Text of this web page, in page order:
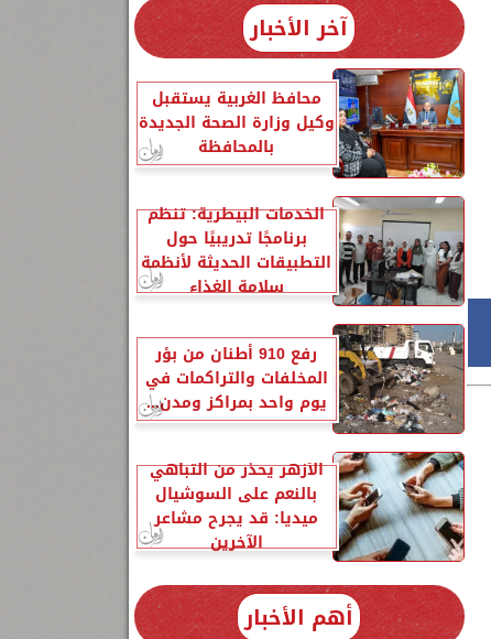
آخر الأخبار
محافظ الغربية يستقبل
وكيل وزارة الصحة الجديدة
بالمحافظة
الخدمات البيطرية: تنظم
برنامجًا تدريبيًا حول
التطبيقات الحديثة لأنظمة
سلامة الغذاء
رفع 910 أطنان من بؤر
المخلفات والتراكمات في
يوم واحد بمراكز ومدن...
الأزهر يحذر من التباهي
بالنعم على السوشيال
ميديا: قد يجرح مشاعر
الآخرين
أهم الأخبار